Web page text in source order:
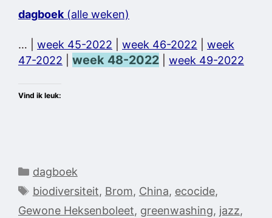
dagboek (alle weken)
… | week 45-2022 week 46-2022
week
47-2022
week 48-2022 week 49-2022
Vind ik leuk:
Categorieën
dagboek
Tags
biodiversiteit, Brom, China, ecocide,
Gewone Heksenboleet, greenwashing, jazz,